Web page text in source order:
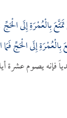
بِالْعُمْرَةِ إِلَى الْحَجِّ
بِالْعُمْرَةِ إِلَى الْحَجِّ
فإنه يصوم عشرة